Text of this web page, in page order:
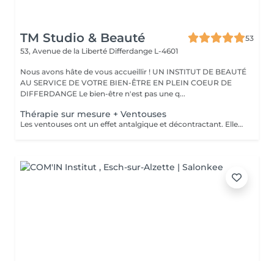
TM Studio & Beauté
53
53, Avenue de la Liberté Differdange L-4601
Nous avons hâte de vous accueillir ! UN INSTITUT DE BEAUTÉ
AU SERVICE DE VOTRE BIEN-ÊTRE EN PLEIN COEUR DE
DIFFERDANGE Le bien-être n'est pas une q...
Thérapie sur mesure + Ventouses
Les ventouses ont un effet antalgique et décontractant. Elles sont recommandées pour soigner différentes lésions musculaires et articulaires : entorses bénignes, contractures, élongations, crampes, lombalgies, tendinites. Les traitement par ventouses sont combinés avec des massages local avec technique isolées et massage relaxant.